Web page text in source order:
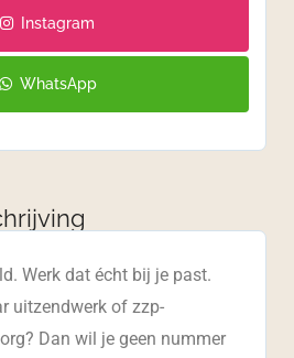
Instagram
WhatsApp
Werk dat écht bij je past.
uitzendwerk of zzp-
Dan wil je geen nummer